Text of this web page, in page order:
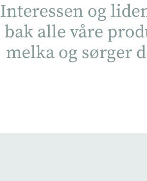
Interessen og
bak alle våre
melka og sørger